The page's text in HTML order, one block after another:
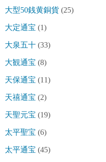
大型50銭黄銅貨 (25)
大定通宝 (1)
大泉五十 (33)
大観通宝 (8)
天保通宝 (11)
天禧通宝 (2)
天聖元宝 (19)
太平聖宝 (6)
太平通宝 (45)